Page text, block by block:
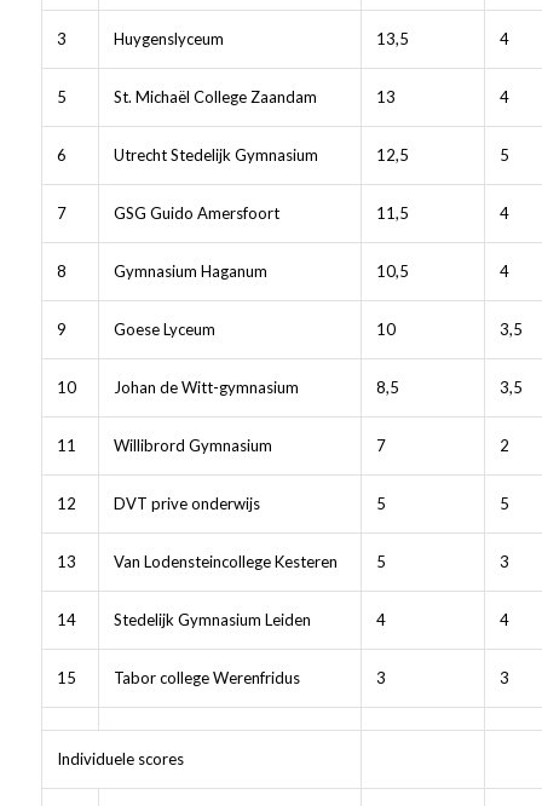
3 Huygenslyceum 13,5 4
5 St. Michaël College Zaandam 13 4
6 Utrecht Stedelijk Gymnasium 12,5 5
7 GSG Guido Amersfoort 11,5 4
8 Gymnasium Haganum 10,5 4
9 Goese Lyceum 10 3,5
10 Johan de Witt-gymnasium 8,5 3,5
11 Willibrord Gymnasium 7 2
12 DVT prive onderwijs 5 5
13 Van Lodensteincollege Kesteren 5 3
14 Stedelijk Gymnasium Leiden 4 4
15 Tabor college Werenfridus 3 3
Individuele scores